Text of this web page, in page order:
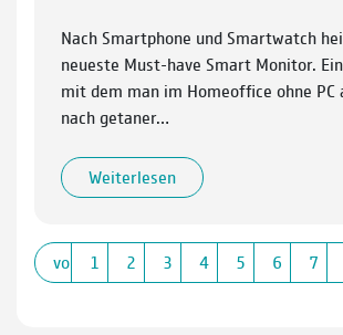
Nach Smartphone und Smartwatch
neueste Must-have Smart Monitor.
mit dem man im Homeoffice ohne PC
nach getaner…
Weiterlesen
vorherige
1 2 3 4 5 6 7